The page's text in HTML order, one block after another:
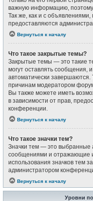
важную информацию,
Так же, как и с
предоставляются
Вернуться к началу
Что такое закрытые темы?
Закрытые темы — это такие
могут оставлять сообщения,
автоматически
причинам модератором
Вы также можете иметь
в зависимости от прав,
конференции.
Вернуться к началу
Что такое значки тем?
Значки тем — это выбранные
сообщениями и отражающие
использования значков тем
администратором
Вернуться к началу
Уровни